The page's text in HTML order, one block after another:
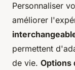
Personnaliser
améliorer
permettent
de vie. Options